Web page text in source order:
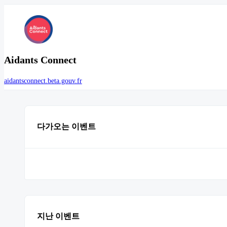
Aidants Connect
aidantsconnect.beta.gouv.fr
다가오는 이벤트
지난 이벤트